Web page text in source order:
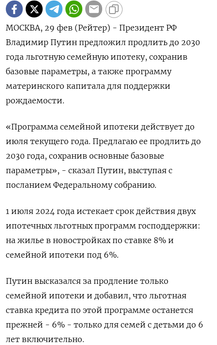
МОСКВА, 29 фев (Рейтер) - Президент РФ
Владимир Путин предложил продлить до 2030
года льготную семейную ипотеку, сохранив
базовые параметры, а также программу
материнского капитала для поддержки
рождаемости.
«Программа семейной ипотеки действует до
июля текущего года​​​. Предлагаю ее продлить до
2030 года, сохранив основные базовые
параметры», - сказал Путин, выступая с
посланием Федеральному собранию.
1 июля 2024 года истекает срок действия двух
ипотечных льготных программ господдержки:
на жилье в новостройках по ставке 8% и
семейной ипотеки под 6%.
Путин высказался за продление только
семейной ипотеки и добавил, что льготная
ставка кредита по этой программе останется
прежней - 6% - только для семей с детьми до 6
лет включительно.